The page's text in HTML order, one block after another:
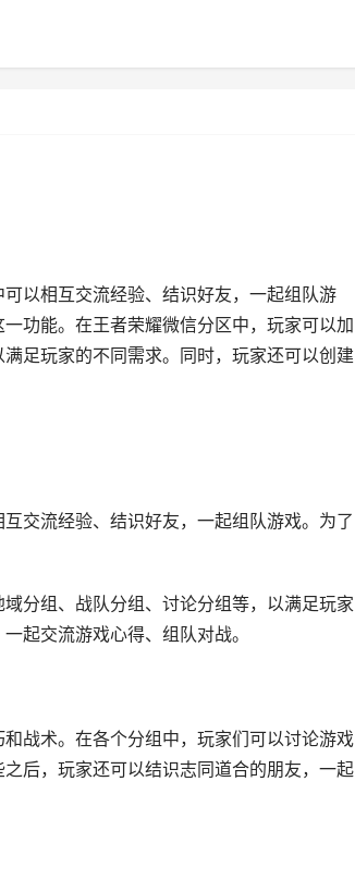
以相互交流经验、结识好友，一起组队游
功能。在王者荣耀微信分区中，玩家可以加
足玩家的不同需求。同时，玩家还可以创建
交流经验、结识好友，一起组队游戏。为了
分组、战队分组、讨论分组等，以满足玩家
起交流游戏心得、组队对战。
战术。在各个分组中，玩家们可以讨论游戏
后，玩家还可以结识志同道合的朋友，一起